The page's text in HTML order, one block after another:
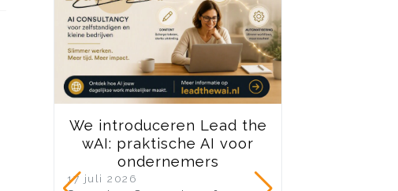
We introduceren Lead the
wAI: praktische AI voor
ondernemers
17 juli 2026